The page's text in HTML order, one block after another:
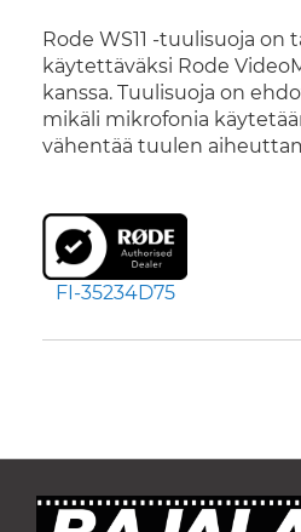
Rode WS11 -tuulisuoja on
käytettäväksi Rode
kanssa. Tuulisuoja on
mikäli mikrofonia
vähentää tuulen
FI-35234D75